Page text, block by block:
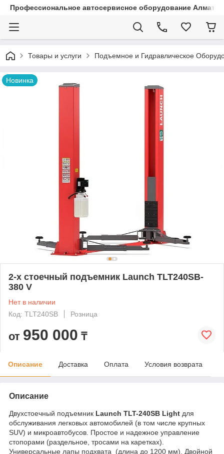
Профессиональное автосервисное оборудование Алматы
Товары и услуги Подъемное и Гидравлическое
Новинка
2-х стоечный подъемник Launch TLT240SB-
380 V
Нет в наличии
Код: TLT240SB
Розница
от 950 000 ₸
Описание Доставка Оплата Условия возврата
Описание
Двухстоечный подъемник Launch TLT-240SB Light для
обслуживания легковых автомобилей (в том числе крупных
SUV) и микроавтобусов. Простое и надежное управление
стопорами (раздельное, тросами на каретках).
Универсальные лапы подхвата (длина до 1200 мм). Двойной